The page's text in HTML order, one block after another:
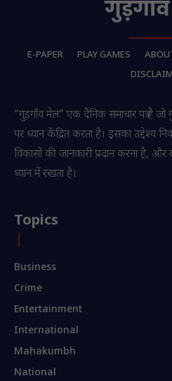
E-PAPER PLAY GAMES
“गुडगाँव मेल” एक दैनिक समाचार पत्र है जो
पर ध्यान केंद्रित करता है। इसका उद्देश्य
विकासों की जानकारी प्रदान करना है, और
ध्यान में रखता है।
Topics
Business
Crime
Entertainment
International
Mahakumbh
National